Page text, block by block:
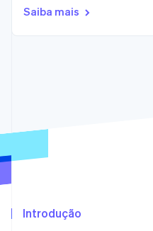
Remoção de carbono
Saiba mais
Introdução